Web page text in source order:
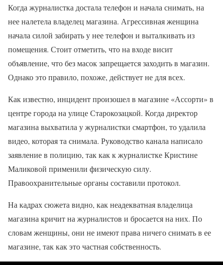
Когда журналистка достала телефон и начала снимать, на
нее налетела владелец магазина. Агрессивная женщина
начала силой забирать у нее телефон и выталкивать из
помещения. Стоит отметить, что на входе висит
объявление, что без масок запрещается заходить в магазин.
Однако это правило, похоже, действует не для всех.
Как известно, инцидент произошел в магазине «Ассорти» в
центре города на улице Старокозацкой. Когда директор
магазина выхватила у журналистки смартфон, то удалила
видео, которая та снимала. Руководство канала написало
заявление в полицию, так как к журналистке Кристине
Маликовой применили физическую силу.
Правоохранительные органы составили протокол.
На кадрах сюжета видно, как неадекватная владелица
магазина кричит на журналистов и бросается на них. По
словам женщины, они не имеют права ничего снимать в ее
магазине, так как это частная собственность.